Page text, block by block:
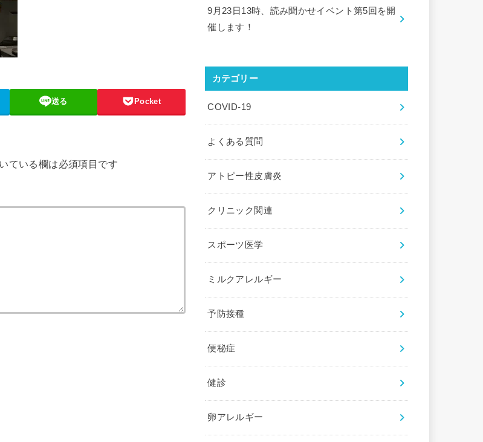
送る Pocket
ている欄は必須項目です
9月23日13時、読み聞かせイベント第5回を開
催します！
カテゴリー
COVID-19
よくある質問
アトピー性皮膚炎
クリニック関連
スポーツ医学
ミルクアレルギー
予防接種
便秘症
健診
卵アレルギー